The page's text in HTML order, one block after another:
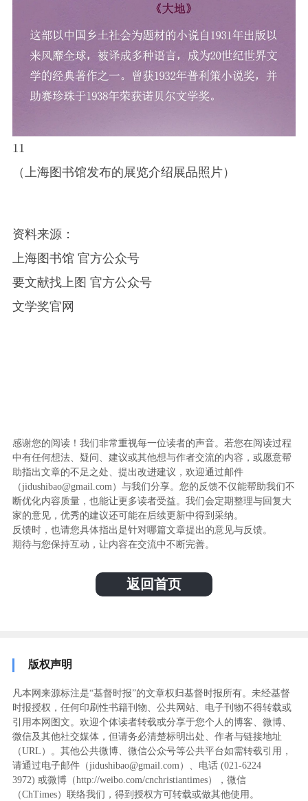
11
（上海图书馆发布的展览介绍展品照片）
资料来源：
上海图书馆 官方公众号
要文献找上图 官方公众号
文学奖官网
感谢您的阅读！我们非常重视每一位读者的声音。若您在阅读过程
中有任何想法、疑问、建议或其他想与作者交流的内容，或愿意帮
助指出文章的不足之处、提出改进建议，欢迎通过邮件
（jidushibao@gmail.com）与我们分享。您的反馈不仅能帮助我们不
断优化内容质量，也能让更多读者受益。我们会定期整理与回复大
家的意见，优秀的建议还可能在后续更新中得到采纳。
反馈时，也请您具体指出是针对哪篇文章提出的意见与反馈。
期待与您保持互动，让内容在交流中不断完善。
返回首页
版权声明
凡本网来源标注是“基督时报”的文章权归基督时报所有。未经基督
时报授权，任何印刷性书籍刊物、公共网站、电子刊物不得转载或
引用本网图文。欢迎个体读者转载或分享于您个人的博客、微博、
微信及其他社交媒体，但请务必清楚标明出处、作者与链接地址
（URL）。其他公共微博、微信公众号等公共平台如需转载引用，
请通过电子邮件（jidushibao@gmail.com）、电话 (021-6224
3972) ‬或微博（http://weibo.com/cnchristiantimes），微信
（ChTimes）联络我们，得到授权方可转载或做其他使用。